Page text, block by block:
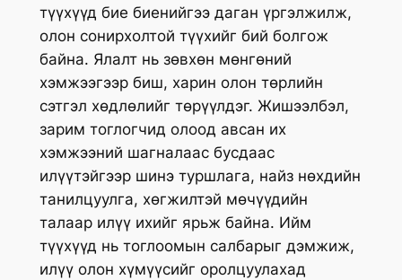
түүхүүд бие биенийгээ даган үргэлжилж,
олон сонирхолтой түүхийг бий болгож
байна. Ялалт нь зөвхөн мөнгөний
хэмжээгээр биш, харин олон төрлийн
сэтгэл хөдлөлийг төрүүлдэг. Жишээлбэл,
зарим тоглогчид олоод авсан их
хэмжээний шагналаас бусдаас
илүүтэйгээр шинэ туршлага, найз нөхдийн
танилцуулга, хөгжилтэй мөчүүдийн
талаар илүү ихийг ярьж байна. Ийм
түүхүүд нь тоглоомын салбарыг дэмжиж,
илүү олон хүмүүсийг оролцуулахад